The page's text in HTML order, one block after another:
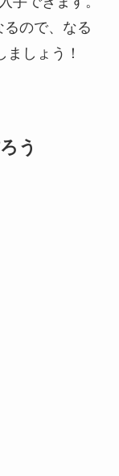
ので、なる
しょう！
う